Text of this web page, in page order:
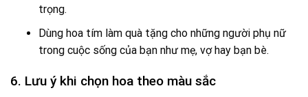
trọng.
Dùng hoa tím làm quà tặng cho những người phụ nữ
trong cuộc sống của bạn như mẹ, vợ hay bạn bè.
6. Lưu ý khi chọn hoa theo màu sắc